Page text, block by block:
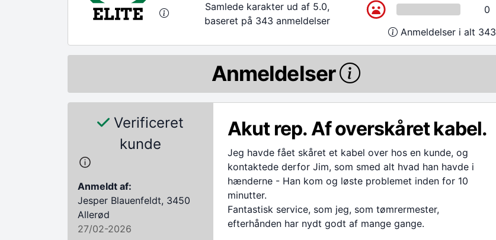
Samlede karakter ud af 5.0,
baseret på 343 anmeldelser
0
Anmeldelser i alt 343
Anmeldelser
Verificeret
kunde
Anmeldt af:
Jesper Blauenfeldt, 3450
Allerød
27/02-2026
Akut rep. Af overskåret kabel.
Jeg havde fået skåret et kabel over hos en kunde, og
kontaktede derfor Jim, som smed alt hvad han havde i
hænderne - Han kom og løste problemet inden for 10
minutter.
Fantastisk service, som jeg, som tømrermester,
efterhånden har nydt godt af mange gange.